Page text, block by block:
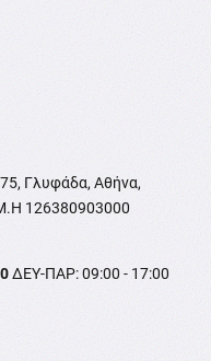
Γλυφάδα, Αθήνα,
126380903000
ΔΕΥ-ΠΑΡ: 09:00 - 17:00